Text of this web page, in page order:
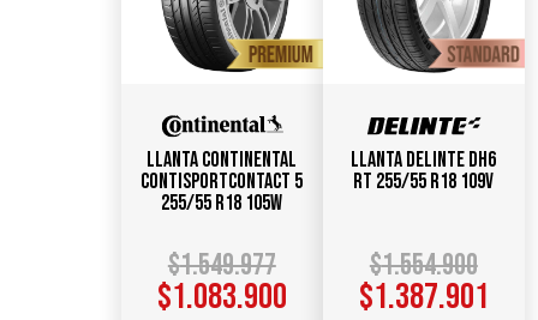
Llanta CONTINENTAL
ContiSportContact 5
255/55 R18 105W
$1.549.977
$1.083.900
Llanta DELINTE DH6
RT 255/55 R18 109V
$1.554.900
$1.387.901